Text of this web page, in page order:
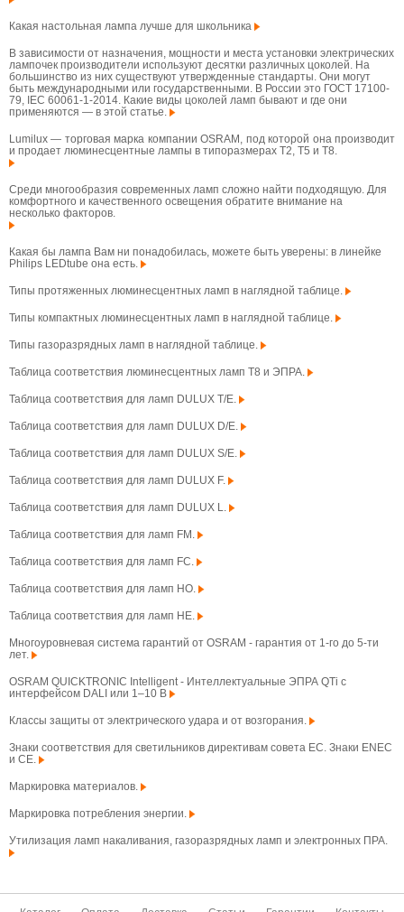
Какая настольная лампа лучше для школьника
В зависимости от назначения, мощности и места установки электрических
лампочек производители используют десятки различных цоколей. На
большинство из них существуют утвержденные стандарты. Они могут
быть международными или государственными. В России это ГОСТ 17100-
79, IEC 60061-1-2014. Какие виды цоколей ламп бывают и где они
применяются — в этой статье.
Lumilux — торговая марка компании OSRAM, под которой она производит
и продает люминесцентные лампы в типоразмерах T2, T5 и T8.
Среди многообразия современных ламп сложно найти подходящую. Для
комфортного и качественного освещения обратите внимание на
несколько факторов.
Какая бы лампа Вам ни понадобилась, можете быть уверены: в линейке
Philips LEDtube она есть.
Типы протяженных люминесцентных ламп в наглядной таблице.
Типы компактных люминесцентных ламп в наглядной таблице.
Типы газоразрядных ламп в наглядной таблице.
Таблица соответствия люминесцентных ламп T8 и ЭПРА.
Таблица соответствия для ламп DULUX T/E.
Таблица соответствия для ламп DULUX D/E.
Таблица соответствия для ламп DULUX S/E.
Таблица соответствия для ламп DULUX F.
Таблица соответствия для ламп DULUX L.
Таблица соответствия для ламп FM.
Таблица соответствия для ламп FC.
Таблица соответствия для ламп HO.
Таблица соответствия для ламп HE.
Многоуровневая система гарантий от OSRAM - гарантия от 1-го до 5-ти
лет.
OSRAM QUICKTRONIC Intelligent - Интеллектуальные ЭПРА QTi с
интерфейсом DALI или 1–10 В
Классы защиты от электрического удара и от возгорания.
Знаки соответствия для светильников директивам совета ЕС. Знаки ENEC
и CE.
Маркировка материалов.
Маркировка потребления энергии.
Утилизация ламп накаливания, газоразрядных ламп и электронных ПРА.